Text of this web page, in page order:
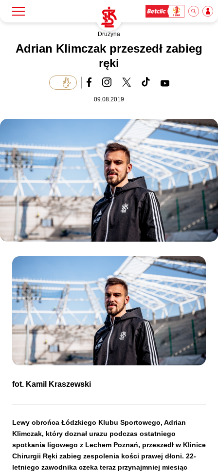
Klub
Akademia
Biznes
Dla mediów
Kibice
SKLEP KUP BILET
Drużyna
Adrian Klimczak przeszedł zabieg
ręki
09.08.2019
fot. Kamil Kraszewski
Lewy obrońca Łódzkiego Klubu Sportowego, Adrian
Klimczak, który doznał urazu podczas ostatniego
spotkania ligowego z Lechem Poznań, przeszedł w Klinice
Chirurgii Ręki zabieg zespolenia kości prawej dłoni. 22-
letniego zawodnika czeka teraz przynajmniej miesiąc